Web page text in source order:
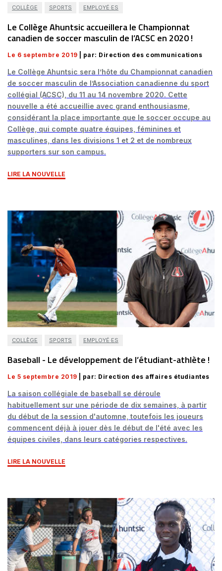
COLLÈGE SPORTS EMPLOYÉ·ES
Le Collège Ahuntsic accueillera le Championnat
canadien de soccer masculin de l’ACSC en 2020 !
Le 6 septembre 2019 | par: Direction des communications
Le Collège Ahuntsic sera l’hôte du Championnat canadien
de soccer masculin de l’Association canadienne du sport
collégial (ACSC), du 11 au 14 novembre 2020. Cette
nouvelle a été accueillie avec grand enthousiasme,
considérant la place importante que le soccer occupe au
Collège, qui compte quatre équipes, féminines et
masculines, dans les divisions 1 et 2 et de nombreux
supporters sur son campus.
LIRE LA NOUVELLE
COLLÈGE SPORTS EMPLOYÉ·ES
Baseball - Le développement de l’étudiant-athlète !
Le 5 septembre 2019 | par: Direction des affaires étudiantes
La saison collégiale de baseball se déroule
habituellement sur une période de dix semaines, à partir
du début de la session d'automne, toutefois les joueurs
commencent déjà à jouer dès le début de l'été avec les
équipes civiles, dans leurs catégories respectives.
LIRE LA NOUVELLE